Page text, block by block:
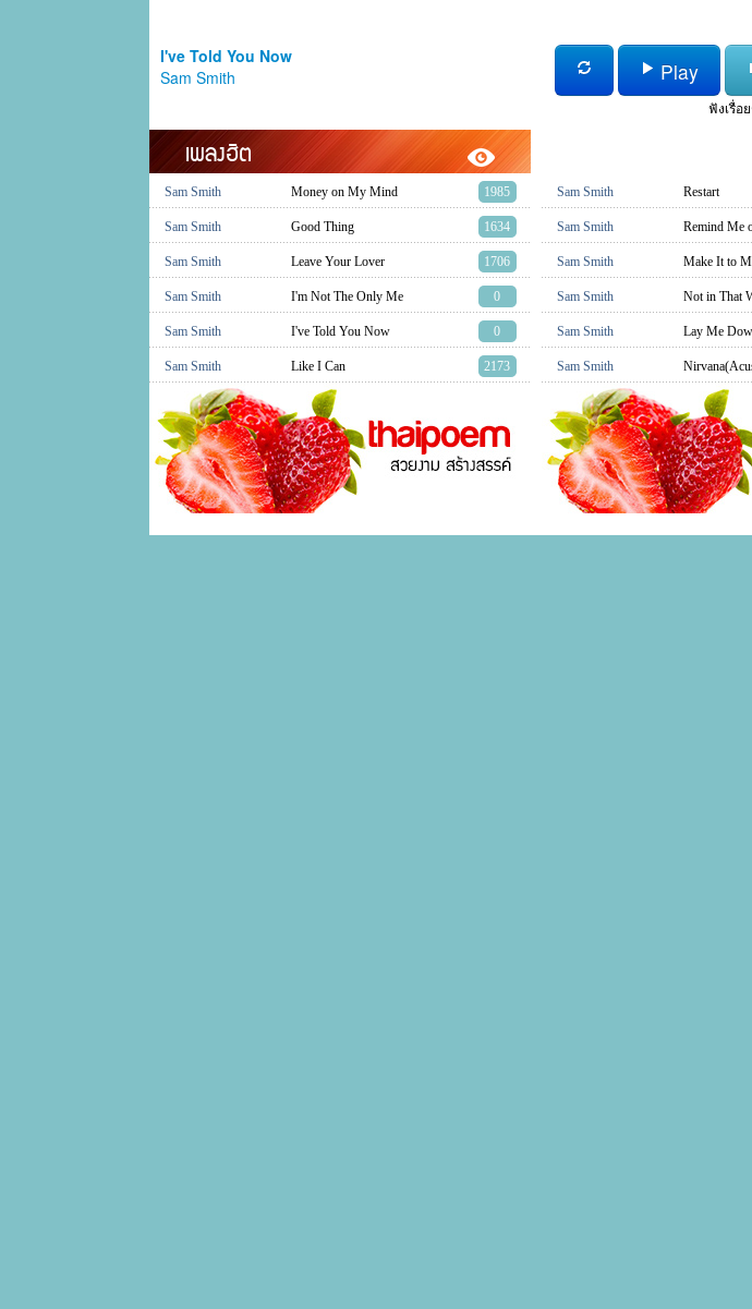
I've Told You Now
Sam Smith
Play
ฟังเรื่อ
เพลงฮิต
Sam Smith Money on My Mind 1985
Sam Smith Good Thing 1634
Sam Smith Leave Your Lover 1706
Sam Smith I'm Not The Only Me 0
Sam Smith I've Told You Now 0
Sam Smith Like I Can 2173
Sam Smith Restart
Sam Smith Remind Me
Sam Smith Make It to
Sam Smith Not in That
Sam Smith Lay Me
Sam Smith